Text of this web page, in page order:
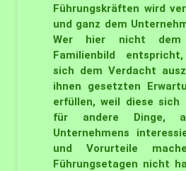
Führungskräften wird
und ganz dem
Wer hier nicht dem
Familienbild
sich dem Verdacht
ihnen gesetzten
erfüllen, weil diese sich
für andere Dinge,
Unternehmens
und Vorurteile
Führungsetagen nicht